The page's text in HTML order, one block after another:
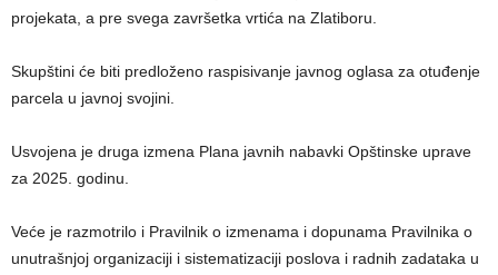
projekata, a pre svega završetka vrtića na Zlatiboru.
Skupštini će biti predloženo raspisivanje javnog oglasa za otuđenje
parcela u javnoj svojini.
Usvojena je druga izmena Plana javnih nabavki Opštinske uprave
za 2025. godinu.
Veće je razmotrilo i Pravilnik o izmenama i dopunama Pravilnika o
unutrašnjoj organizaciji i sistematizaciji poslova i radnih zadataka u